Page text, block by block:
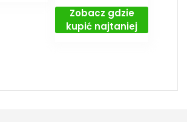
Zobacz gdzie
kupić najtaniej